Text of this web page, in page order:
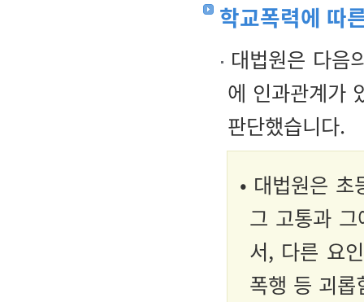
학교폭력에 따
대법원은 다음
에 인과관계가
판단했습니다.
• 대법원은
그 고통과
서, 다른 요
폭행 등 괴